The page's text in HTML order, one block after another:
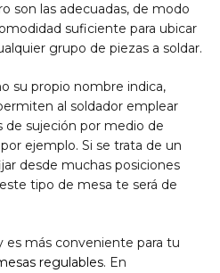
son las adecuadas, de modo
suficiente para ubicar
grupo de piezas a soldar.
su propio nombre indica,
al soldador emplear
sujeción por medio de
ejemplo. Si se trata de un
desde muchas posiciones
tipo de mesa te será de
es más conveniente para tu
regulables. En